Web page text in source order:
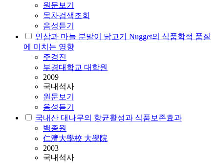
원문보기
목차검색조회
음성듣기
인삼과 마늘 분말이 닭고기 Nugget의 식품학적 품질
에 미치는 영향
주경진
부경대학교 대학원
2009
국내석사
원문보기
음성듣기
국내산 대나무의 항균활성과 식품보존효과
백종원
仁濟大學校 大學院
2003
국내석사